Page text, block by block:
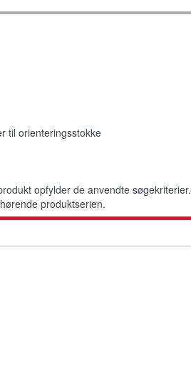
til orienteringsstokke
opfylder de anvendte søgekriterier.
produktserien.